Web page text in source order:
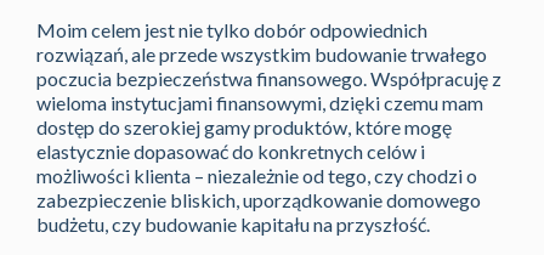
Moim celem jest nie tylko dobór odpowiednich
rozwiązań, ale przede wszystkim budowanie trwałego
poczucia bezpieczeństwa finansowego. Współpracuję z
wieloma instytucjami finansowymi, dzięki czemu mam
dostęp do szerokiej gamy produktów, które mogę
elastycznie dopasować do konkretnych celów i
możliwości klienta – niezależnie od tego, czy chodzi o
zabezpieczenie bliskich, uporządkowanie domowego
budżetu, czy budowanie kapitału na przyszłość.